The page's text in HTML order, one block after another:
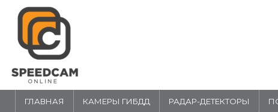
ГЛАВНАЯ КАМЕРЫ ГИБДД РАДАР-ДЕТЕКТОРЫ